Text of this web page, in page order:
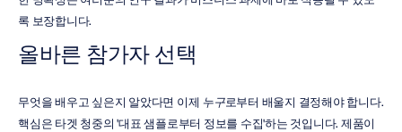
록 보장합니다.
올바른 참가자 선택
무엇을 배우고 싶은지 알았다면 이제 누구로부터 배울지 결정해야 합니다.
핵심은 타겟 청중의 '대표 샘플로부터 정보를 수집'하는 것입니다. 제품이